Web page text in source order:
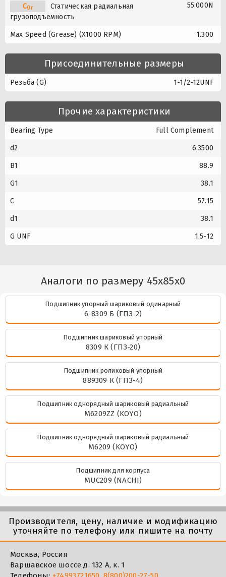
C0r
Статическая радиальная
грузоподъемность
55.000N
Max Speed (Grease) (X1000 RPM) 1.300
Присоединительные размеры
Резьба (G) 1-1/2-12UNF
Прочие характеристики
Bearing Type Full Complement
d2 6.3500
B1 88.9
G1 38.1
C 57.15
d1 38.1
G UNF 1.5-12
Аналоги по размеру 45x85x0
Подшипник упорный шариковый одинарный
6-8309 Б (ГПЗ-2)
Подшипник шариковый упорный
8309 К (ГПЗ-20)
Подшипник роликовый упорный
889309 К (ГПЗ-4)
Подшипник однорядный шариковый радиальный
M6209ZZ (KOYO)
Подшипник однорядный шариковый радиальный
M6209 (KOYO)
Подшипник для корпуса
MUC209 (NACHI)
Производителя, цену, наличие и модификацию
уточняйте по телефону или пишите на почту
Москва, Россия
Варшавское шоссе д. 132 А, к. 1